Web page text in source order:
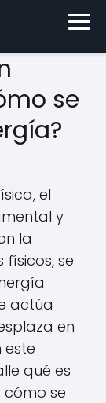
se
el
y
la
físicos, se
actúa
en
este
qué es
cómo se